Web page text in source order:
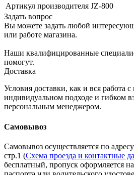
Артикул производителя JZ-800
Задать вопрос
Вы можете задать любой
или работе магазина.
Наши квалифицированные
помогут.
Доставка
Условия доставки, как и вся работа
индивидуальном подходе и гибком
персональным менеджером.
Самовывоз
Самовывоз осуществляется по
стр.1 (Схема проезда и контактные
бесплатный, пропуск оформляется